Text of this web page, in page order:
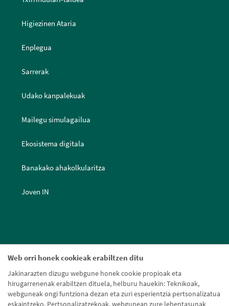
Web orri honek cookieak erabiltzen ditu
Jakinarazten dizugu webgune honek cookie propioak eta
hirugarrenenak erabiltzen dituela, helburu hauekin: Teknikoak,
webguneak ongi funtziona dezan eta zuri esperientzia pertsonalizatua
eskaintzeko. Pertsonalizatzekoak, webgunean zure lehentasunak
Higiezinen Ataria
Enplegua
Sarrerak
Udako kanpalekuak
Mailegu simulagailua
Ekosistema digitala
Banakako ahakolkularitza
Joven IN